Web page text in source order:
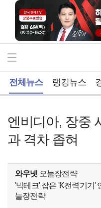
전체뉴스 랭킹뉴스
엔비디아, 장중
과 격차 좁혀
와우넷 오늘장전략
'빅테크' 잡은 'K전력기기'
늘장전략